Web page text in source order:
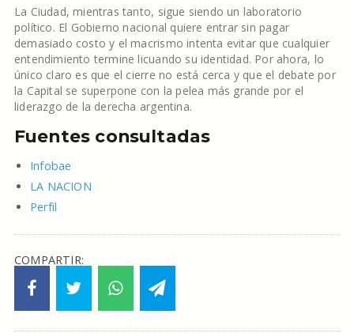
La Ciudad, mientras tanto, sigue siendo un laboratorio
político. El Gobierno nacional quiere entrar sin pagar
demasiado costo y el macrismo intenta evitar que cualquier
entendimiento termine licuando su identidad. Por ahora, lo
único claro es que el cierre no está cerca y que el debate por
la Capital se superpone con la pelea más grande por el
liderazgo de la derecha argentina.
Fuentes consultadas
Infobae
LA NACION
Perfil
COMPARTIR: